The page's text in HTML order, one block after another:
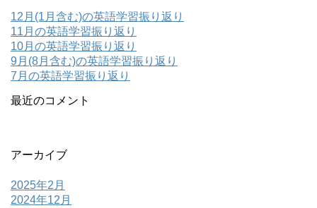
12月(1月含む)の英語学習振り返り
11月の英語学習振り返り
10月の英語学習振り返り
9月(8月含む)の英語学習振り返り
7月の英語学習振り返り
最近のコメント
アーカイブ
2025年2月
2024年12月